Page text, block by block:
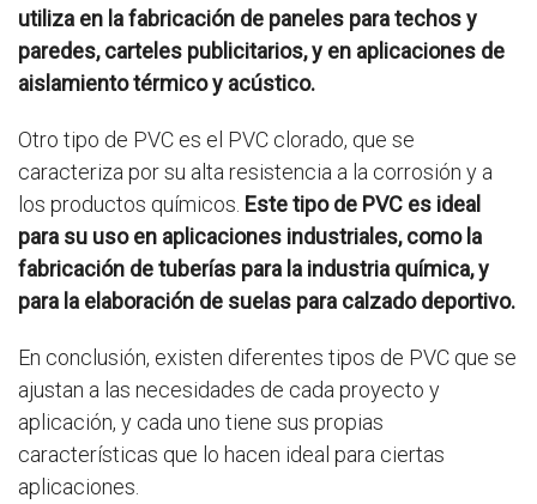
utiliza en la fabricación de paneles para techos y
paredes, carteles publicitarios, y en aplicaciones de
aislamiento térmico y acústico.
Otro tipo de PVC es el PVC clorado, que se
caracteriza por su alta resistencia a la corrosión y a
los productos químicos. Este tipo de PVC es ideal
para su uso en aplicaciones industriales, como la
fabricación de tuberías para la industria química, y
para la elaboración de suelas para calzado deportivo.
En conclusión, existen diferentes tipos de PVC que se
ajustan a las necesidades de cada proyecto y
aplicación, y cada uno tiene sus propias
características que lo hacen ideal para ciertas
aplicaciones.